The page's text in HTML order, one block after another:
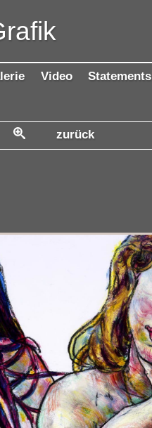
Video Statements
zurück